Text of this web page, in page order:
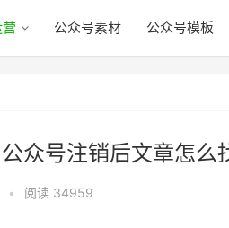
公众号素材 公众号模板
众号注销后文章怎么
• 阅读 34959